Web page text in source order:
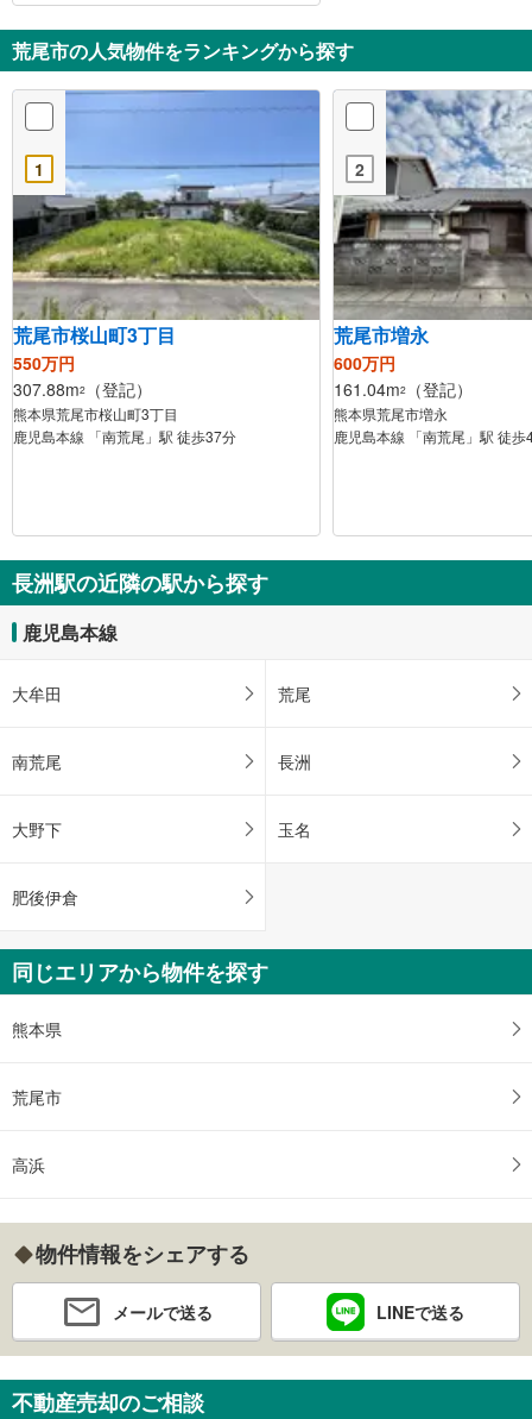
荒尾市の人気物件をランキングから探す
1
荒尾市桜山町3丁目
550万円
307.88m2 （登記）
熊本県荒尾市桜山町3丁目
鹿児島本線 「南荒尾」駅 徒歩37分
2
荒尾市増永
600万円
161.04m2 （登記）
熊本県荒尾市増永
鹿児島本線 「南荒尾」駅 徒歩
長洲駅の近隣の駅から探す
鹿児島本線
大牟田 荒尾
南荒尾 長洲
大野下 玉名
肥後伊倉
同じエリアから物件を探す
熊本県
荒尾市
高浜
物件情報をシェアする
メールで送る LINEで送る
不動産売却のご相談